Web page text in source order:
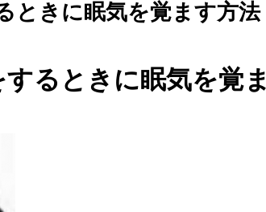
ときに眠気を覚ます方法
するときに眠気を覚ま